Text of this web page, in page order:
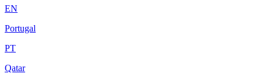
EN
Portugal
PT
Qatar